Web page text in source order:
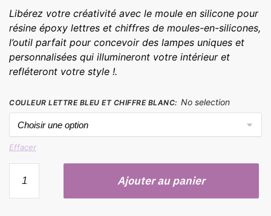
de
prix :
9,90 €
à
29,90 €
Libérez votre créativité avec le moule en silicone pour
résine époxy lettres et chiffres de moules-en-silicones,
l’outil parfait pour concevoir des lampes uniques et
personnalisées qui illumineront votre intérieur et
refléteront votre style !.
COULEUR LETTRE BLEU ET CHIFFRE BLANC: No selection
Effacer
Moule
Ajouter au panier